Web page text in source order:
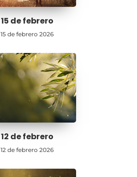
15 de febrero
15 de febrero 2026
12 de febrero
12 de febrero 2026